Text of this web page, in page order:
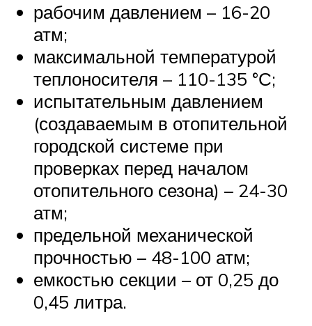
рабочим давлением – 16-20
атм;
максимальной температурой
теплоносителя – 110-135 °С;
испытательным давлением
(создаваемым в отопительной
городской системе при
проверках перед началом
отопительного сезона) – 24-30
атм;
предельной механической
прочностью – 48-100 атм;
емкостью секции – от 0,25 до
0,45 литра.